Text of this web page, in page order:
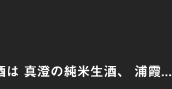
は 真澄の純米生酒、 浦霞...